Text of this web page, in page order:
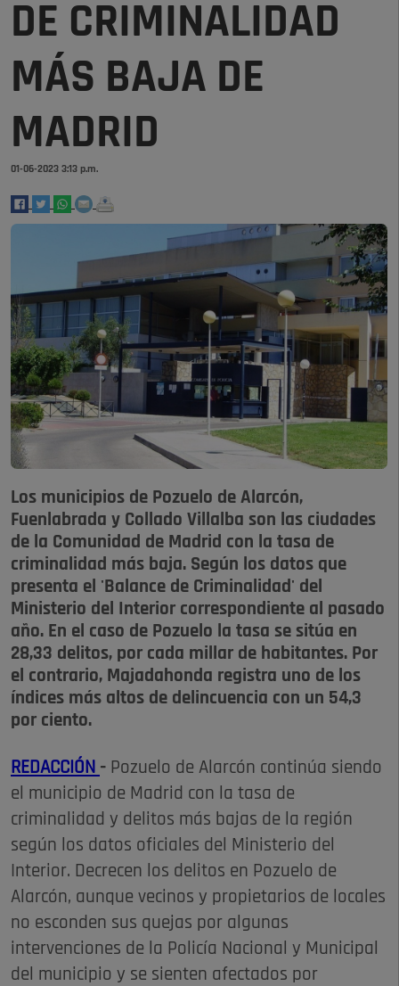
DE CRIMINALIDAD
MÁS BAJA DE
MADRID
01-06-2023 3:13 p.m.
Los municipios de Pozuelo de Alarcón,
Fuenlabrada y Collado Villalba son las ciudades
de la Comunidad de Madrid con la tasa de
criminalidad más baja. Según los datos que
presenta el 'Balance de Criminalidad' del
Ministerio del Interior correspondiente al pasado
año. En el caso de Pozuelo la tasa se sitúa en
28,33 delitos, por cada millar de habitantes. Por
el contrario, Majadahonda registra uno de los
índices más altos de delincuencia con un 54,3
por ciento.
REDACCIÓN - Pozuelo de Alarcón continúa siendo
el municipio de Madrid con la tasa de
criminalidad y delitos más bajas de la región
según los datos oficiales del Ministerio del
Interior. Decrecen los delitos en Pozuelo de
Alarcón, aunque vecinos y propietarios de locales
no esconden sus quejas por algunas
intervenciones de la Policía Nacional y Municipal
del municipio y se sienten afectados por